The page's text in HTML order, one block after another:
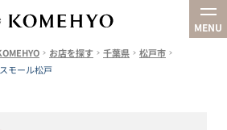
MENU
お店を探す 千葉県
松戸市
モール松戸